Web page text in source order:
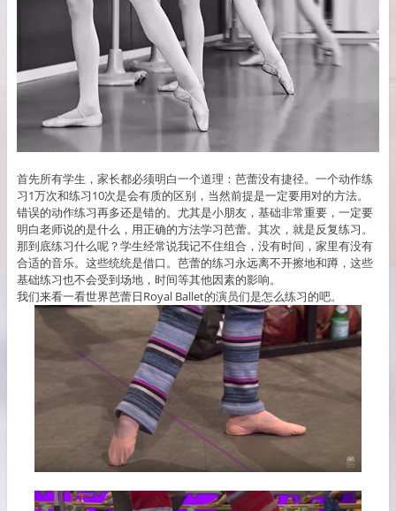
首先所有学生，家长都必须明白一个道理：芭蕾没有捷径。一个动作练
习1万次和练习10次是会有质的区别，当然前提是一定要用对的方法。
错误的动作练习再多还是错的。尤其是小朋友，基础非常重要，一定要
明白老师说的是什么，用正确的方法学习芭蕾。其次，就是反复练习。
那到底练习什么呢？学生经常说我记不住组合，没有时间，家里有没有
合适的音乐。这些统统是借口。芭蕾的练习永远离不开擦地和蹲，这些
基础练习也不会受到场地，时间等其他因素的影响。
我们来看一看世界芭蕾日Royal Ballet的演员们是怎么练习的吧。